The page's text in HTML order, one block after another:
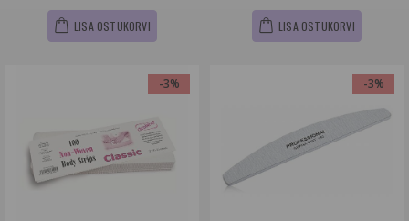
LISA OSTUKORVI LISA OSTUKORVI
-3% -3%